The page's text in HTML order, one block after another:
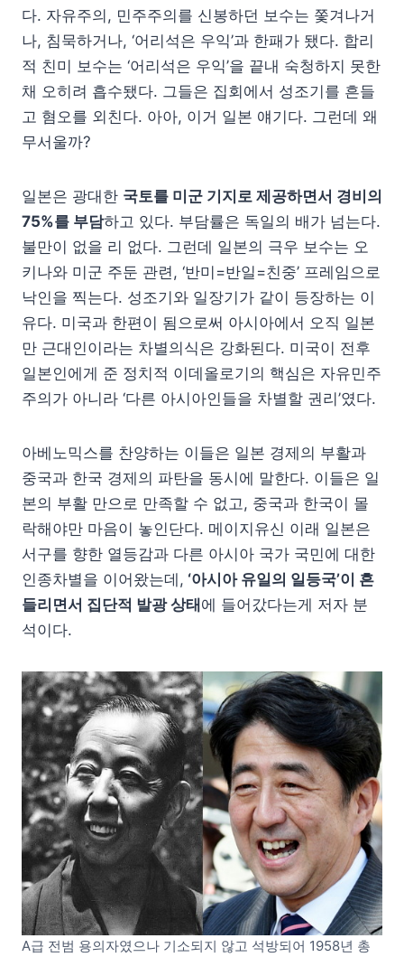
다. 자유주의, 민주주의를 신봉하던 보수는 쫓겨나거
나, 침묵하거나, ‘어리석은 우익’과 한패가 됐다. 합리
적 친미 보수는 ‘어리석은 우익’을 끝내 숙청하지 못한
채 오히려 흡수됐다. 그들은 집회에서 성조기를 흔들
고 혐오를 외친다. 아아, 이거 일본 얘기다. 그런데 왜
무서울까?
일본은 광대한 국토를 미군 기지로 제공하면서 경비의
75%를 부담하고 있다. 부담률은 독일의 배가 넘는다.
불만이 없을 리 없다. 그런데 일본의 극우 보수는 오
키나와 미군 주둔 관련, ‘반미=반일=친중’ 프레임으로
낙인을 찍는다. 성조기와 일장기가 같이 등장하는 이
유다. 미국과 한편이 됨으로써 아시아에서 오직 일본
만 근대인이라는 차별의식은 강화된다. 미국이 전후
일본인에게 준 정치적 이데올로기의 핵심은 자유민주
주의가 아니라 ‘다른 아시아인들을 차별할 권리’였다.
아베노믹스를 찬양하는 이들은 일본 경제의 부활과
중국과 한국 경제의 파탄을 동시에 말한다. 이들은 일
본의 부활 만으로 만족할 수 없고, 중국과 한국이 몰
락해야만 마음이 놓인단다. 메이지유신 이래 일본은
서구를 향한 열등감과 다른 아시아 국가 국민에 대한
인종차별을 이어왔는데, ‘아시아 유일의 일등국’이 흔
들리면서 집단적 발광 상태에 들어갔다는게 저자 분
석이다.
A급 전범 용의자였으나 기소되지 않고 석방되어 1958년 총